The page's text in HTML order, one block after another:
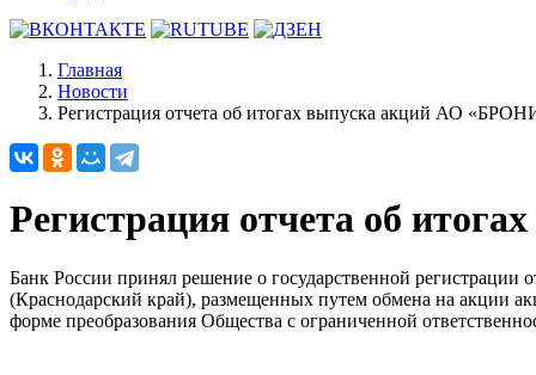
Главная
Новости
Регистрация отчета об итогах выпуска акций АО
Регистрация отчета об
Банк России принял решение о государственной
(Краснодарский край), размещенных путем обмена на акции
форме преобразования Общества с ограниченной